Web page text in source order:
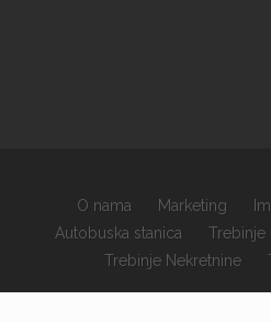
O nama Marketing
Autobuska stanica
Trebinje
Trebinje Nekretnine